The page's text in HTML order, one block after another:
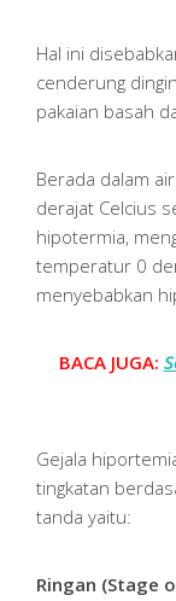
Hal ini
cenderung
pakaian basah
Berada dalam
derajat Celcius
hipotermia,
temperatur 0
menyebabkan
BACA JUGA:
Gejala
tingkatan
tanda yaitu:
Ringan (Stage